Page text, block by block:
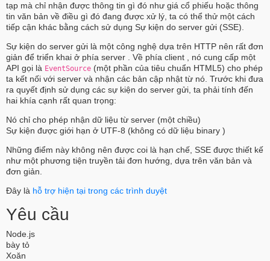
tạp mà chỉ nhận được thông tin gì đó như giá cổ phiếu hoặc thông
tin văn bản về điều gì đó đang được xử lý, ta có thể thử một cách
tiếp cận khác bằng cách sử dụng Sự kiện do server gửi (SSE).
Sự kiện do server gửi là một công nghệ dựa trên HTTP nên rất đơn
giản để triển khai ở phía server . Về phía client , nó cung cấp một
API gọi là EventSource (một phần của tiêu chuẩn HTML5) cho phép
ta kết nối với server và nhận các bản cập nhật từ nó. Trước khi đưa
ra quyết định sử dụng các sự kiện do server gửi, ta phải tính đến
hai khía cạnh rất quan trọng:
Nó chỉ cho phép nhận dữ liệu từ server (một chiều)
Sự kiện được giới hạn ở UTF-8 (không có dữ liệu binary )
Những điểm này không nên được coi là hạn chế, SSE được thiết kế
như một phương tiện truyền tải đơn hướng, dựa trên văn bản và
đơn giản.
Đây là hỗ trợ hiện tại trong các trình duyệt
Yêu cầu
Node.js
bày tỏ
Xoăn